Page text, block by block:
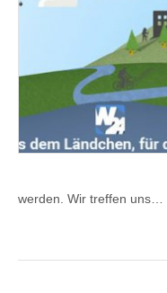
werden. Wir treffen uns…